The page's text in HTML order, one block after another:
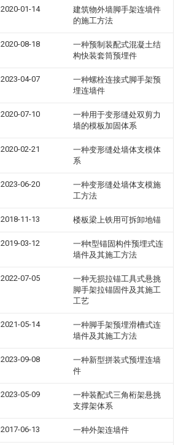
2020-01-14
建筑物外墙脚手架连墙件
的施工方法
2020-08-18
一种预制装配式混凝土结
构快装套筒预埋件
2023-04-07
一种螺栓连接式脚手架预
埋连墙件
2020-07-10
一种用于变形缝处双剪力
墙的模板加固体系
2020-02-21
一种变形缝处墙体支模体
系
2023-06-20
一种变形缝处墙体支模施
工方法
2018-11-13 楼板梁上铁用可拆卸地锚
2019-03-12
一种t型锚固构件预埋式连
墙件及其施工方法
2022-07-05
一种无损拉锚工具式悬挑
脚手架拉锚固件及其施工
工艺
2021-05-14
一种脚手架预埋滑槽式连
墙件及其施工方法
2023-09-08
一种新型拼装式预埋连墙
件
2023-05-09
一种装配式三角桁架悬挑
支撑架体系
2017-06-13 一种外架连墙件